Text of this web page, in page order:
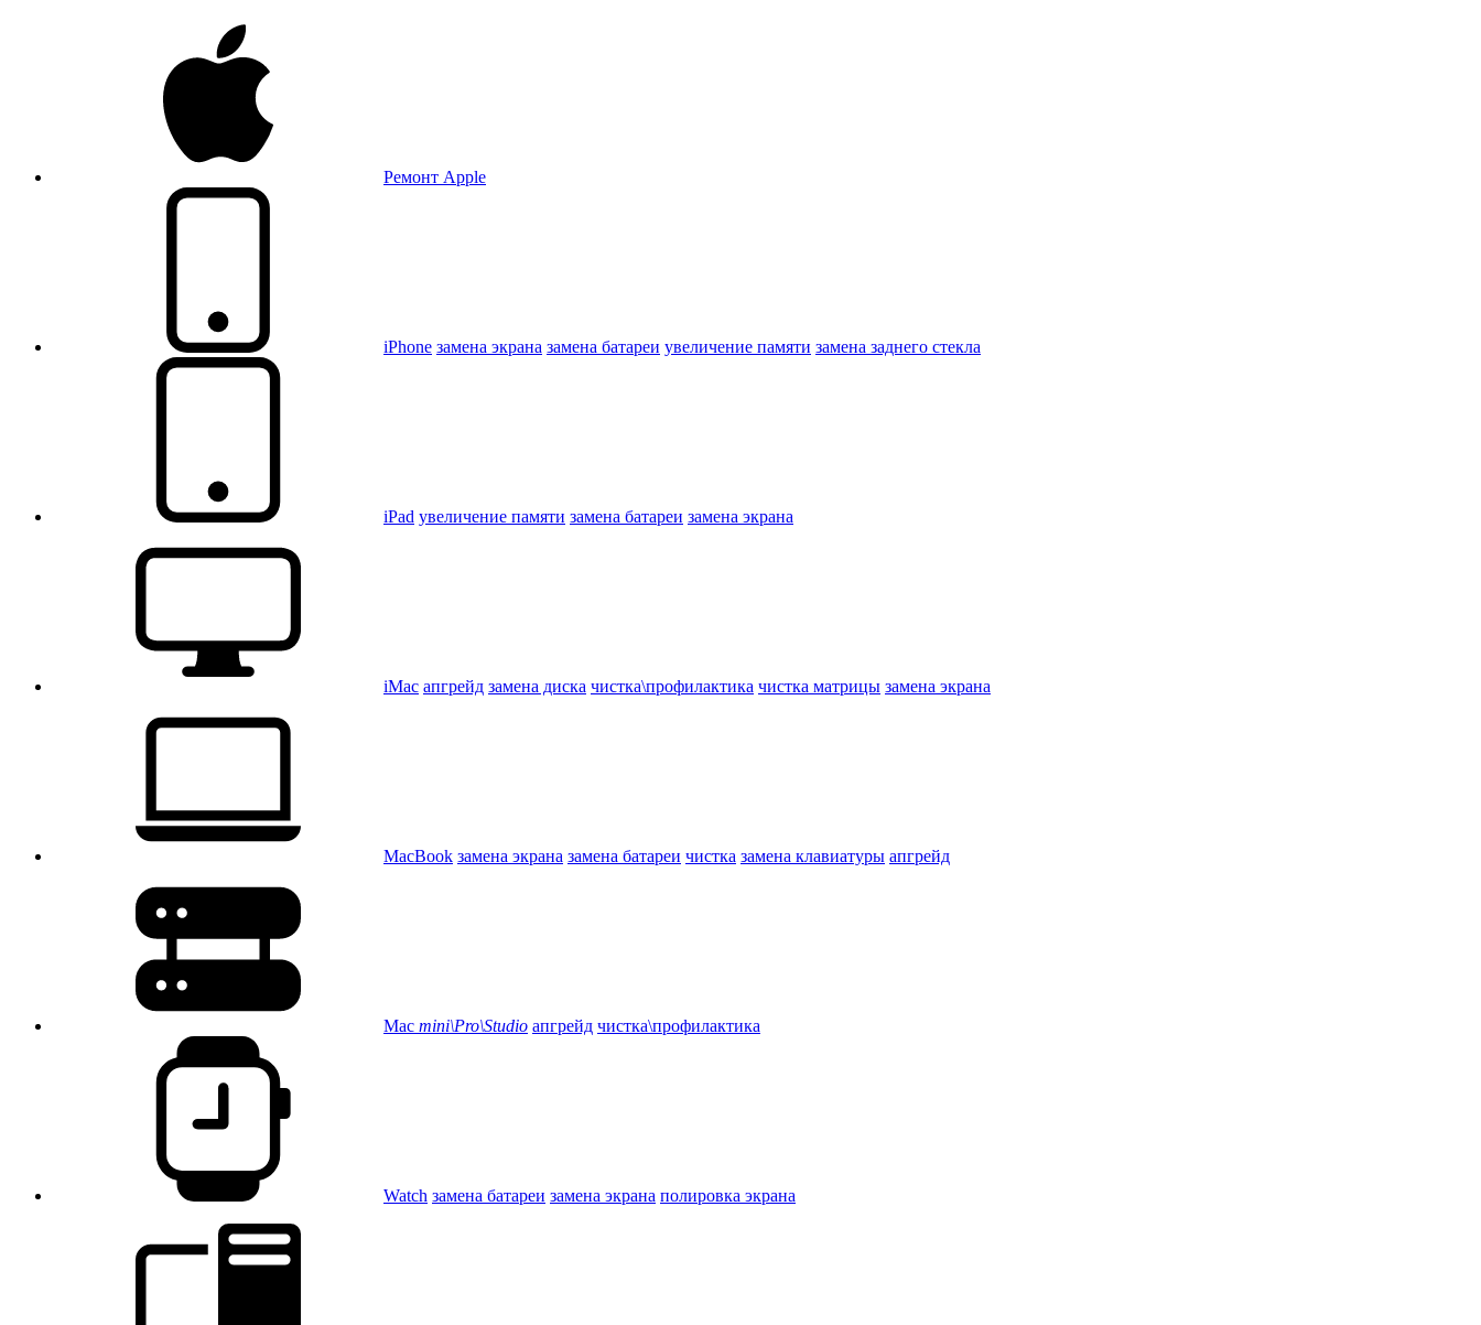
Ремонт Apple
iPhone замена экрана замена батареи увеличение памяти замена заднего стекла
iPad увеличение памяти замена батареи замена экрана
iMac апгрейд замена диска чистка\профилактика чистка матрицы замена экрана
MacBook замена экрана замена батареи чистка замена клавиатуры апгрейд
Mac mini\Pro\Studio апгрейд чистка\профилактика
Watch замена батареи замена экрана полировка экрана